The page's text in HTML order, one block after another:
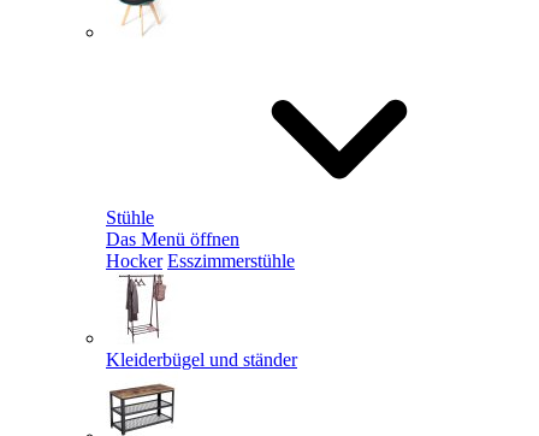
Stühle
Das Menü öffnen
Hocker Esszimmerstühle
Kleiderbügel und ständer